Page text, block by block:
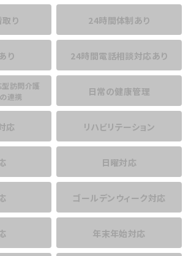
り 24時間体制あり
り 24時間電話相談対応あり
型訪問介護
連携
日常の健康管理
応 リハビリテーション
日曜対応
ゴールデンウィーク対応
年末年始対応